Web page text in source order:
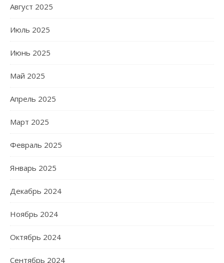
Август 2025
Июль 2025
Июнь 2025
Май 2025
Апрель 2025
Март 2025
Февраль 2025
Январь 2025
Декабрь 2024
Ноябрь 2024
Октябрь 2024
Сентябрь 2024